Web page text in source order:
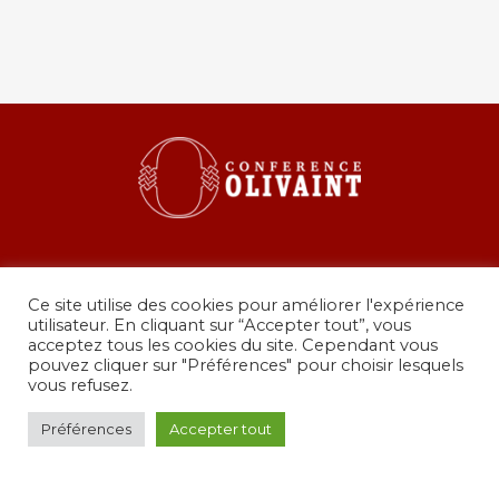
36 rue de Grenelle, 75007 Paris
presidence@conferenceolivaint.fr
© Copyright 2024 - Conférence Olivaint -
Ce site utilise des cookies pour améliorer l'expérience
utilisateur. En cliquant sur “Accepter tout”, vous
acceptez tous les cookies du site. Cependant vous
pouvez cliquer sur "Préférences" pour choisir lesquels
vous refusez.
Préférences Accepter tout